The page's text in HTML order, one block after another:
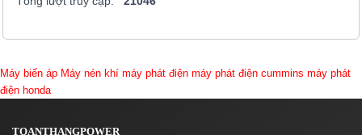
Máy biến áp Máy nén khí máy phát điện máy phát điện cummins máy phát
điện honda
TOANTHANGPOWER